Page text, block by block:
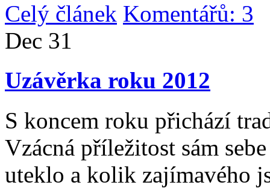
Celý článek Komentářů: 3
Dec 31
Uzávěrka roku 2012
S koncem roku přichází
Vzácná příležitost sám
uteklo a kolik zajímavého